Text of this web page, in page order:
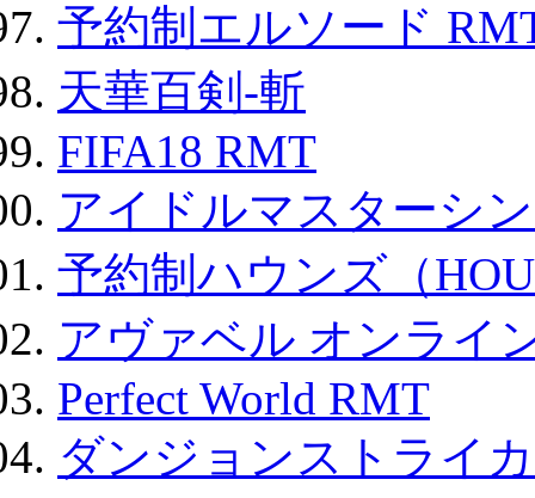
予約制エルソード
天華百剣-斬
FIFA18 RMT
アイドルマスターシ
予約制ハウンズ（
アヴァベル オンライ
Perfect World RMT
ダンジョンストライ